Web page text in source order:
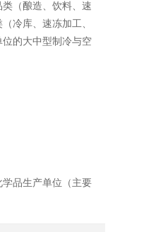
（酿造、饮料、速
冷库、速冻加工、
的大中型制冷与空
品生产单位（主要